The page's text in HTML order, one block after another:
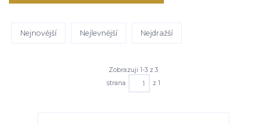
Nejnovější Nejlevnější Nejdražší
Zobrazuji 1-3 z 3
strana
z 1